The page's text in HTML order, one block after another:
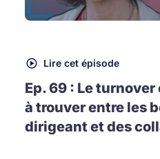
Lire cet épisode
Ep. 69 : Le
à trouver entre les
dirigeant et des